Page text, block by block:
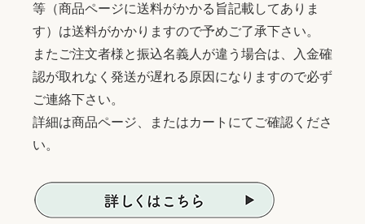
等（商品ページに送料がかかる旨記載してありま
す）は送料がかかりますので予めご了承下さい。
またご注文者様と振込名義人が違う場合は、入金確
認が取れなく発送が遅れる原因になりますので必ず
ご連絡下さい。
詳細は商品ページ、またはカートにてご確認くださ
い。